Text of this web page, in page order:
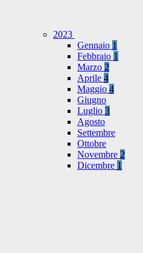
2023
Gennaio 1
Febbraio 1
Marzo 2
Aprile 4
Maggio 4
Giugno
Luglio 3
Agosto
Settembre
Ottobre
Novembre 2
Dicembre 1